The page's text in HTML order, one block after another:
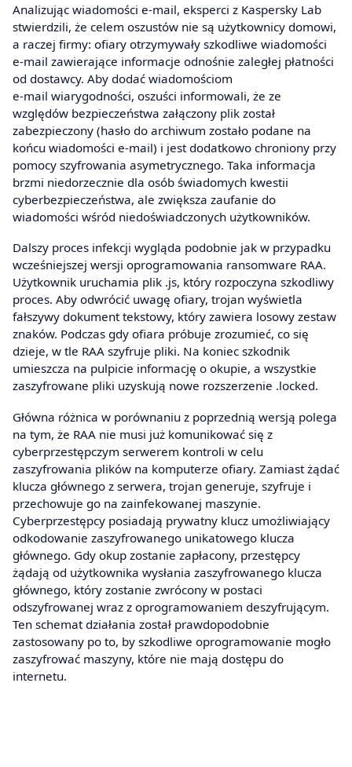
Analizując wiadomości e-mail, eksperci z Kaspersky Lab
stwierdzili, że celem oszustów nie są użytkownicy domowi,
a raczej firmy: ofiary otrzymywały szkodliwe wiadomości
e-mail zawierające informacje odnośnie zaległej płatności
od dostawcy. Aby dodać wiadomościom
e-mail wiarygodności, oszuści informowali, że ze
względów bezpieczeństwa załączony plik został
zabezpieczony (hasło do archiwum zostało podane na
końcu wiadomości e-mail) i jest dodatkowo chroniony przy
pomocy szyfrowania asymetrycznego. Taka informacja
brzmi niedorzecznie dla osób świadomych kwestii
cyberbezpieczeństwa, ale zwiększa zaufanie do
wiadomości wśród niedoświadczonych użytkowników.
Dalszy proces infekcji wygląda podobnie jak w przypadku
wcześniejszej wersji oprogramowania ransomware RAA.
Użytkownik uruchamia plik .js, który rozpoczyna szkodliwy
proces. Aby odwrócić uwagę ofiary, trojan wyświetla
fałszywy dokument tekstowy, który zawiera losowy zestaw
znaków. Podczas gdy ofiara próbuje zrozumieć, co się
dzieje, w tle RAA szyfruje pliki. Na koniec szkodnik
umieszcza na pulpicie informację o okupie, a wszystkie
zaszyfrowane pliki uzyskują nowe rozszerzenie .locked.
Główna różnica w porównaniu z poprzednią wersją polega
na tym, że RAA nie musi już komunikować się z
cyberprzestępczym serwerem kontroli w celu
zaszyfrowania plików na komputerze ofiary. Zamiast żądać
klucza głównego z serwera, trojan generuje, szyfruje i
przechowuje go na zainfekowanej maszynie.
Cyberprzestępcy posiadają prywatny klucz umożliwiający
odkodowanie zaszyfrowanego unikatowego klucza
głównego. Gdy okup zostanie zapłacony, przestępcy
żądają od użytkownika wysłania zaszyfrowanego klucza
głównego, który zostanie zwrócony w postaci
odszyfrowanej wraz z oprogramowaniem deszyfrującym.
Ten schemat działania został prawdopodobnie
zastosowany po to, by szkodliwe oprogramowanie mogło
zaszyfrować maszyny, które nie mają dostępu do
internetu.